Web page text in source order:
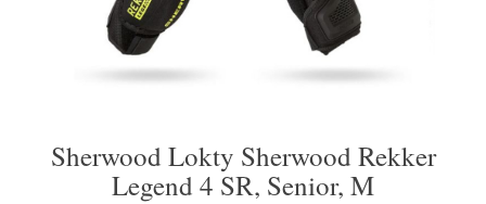
Sherwood Lokty Sherwood Rekker
Legend 4 SR, Senior, M